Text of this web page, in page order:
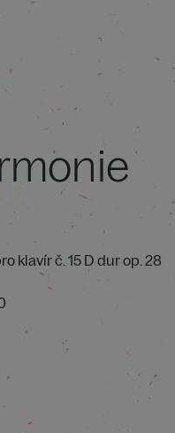
klavír č. 15 D dur op. 28